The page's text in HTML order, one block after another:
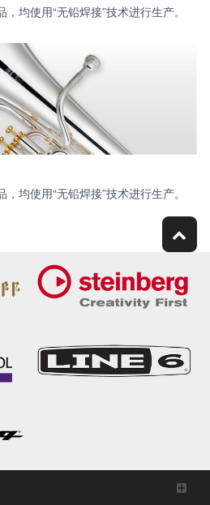
均使用“无铅焊接”技术进行生产。
均使用“无铅焊接”技术进行生产。